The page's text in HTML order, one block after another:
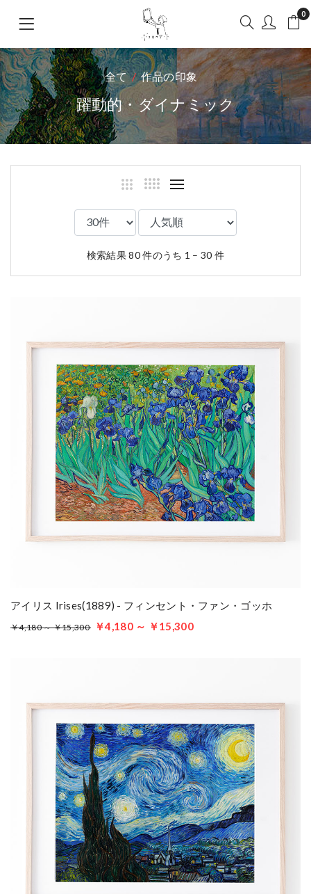
0
全て 作品の印象
躍動的・ダイナミック
検索結果 80 件のうち 1 – 30 件
アイリス Irises(1889) - フィンセント・ファン・ゴッホ
￥4,180 ～ ￥15,300 ￥4,180 ～ ￥15,300